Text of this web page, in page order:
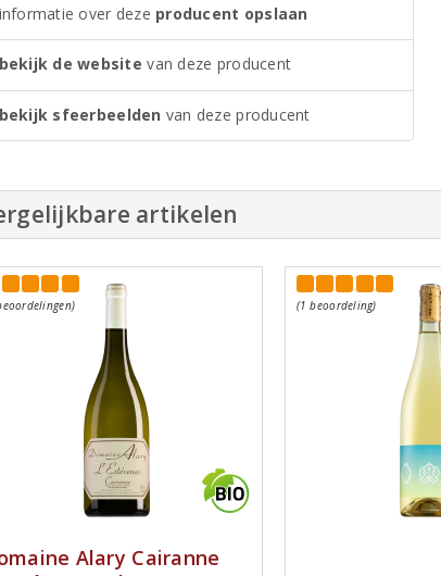
informatie over deze producent opslaan
bekijk de website van deze producent
bekijk sfeerbeelden van deze producent
artikelen
Alary Cairanne
(1 beoordeling)